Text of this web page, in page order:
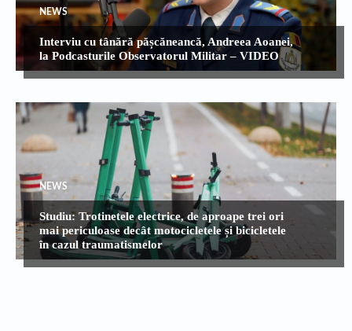
NEWS
Interviu cu tânără pășcăneancă, Andreea Aoanei,
la Podcasturile Observatorul Militar – VIDEO
NEWS
Studiu: Trotinetele electrice, de aproape trei ori
mai periculoase decât motocicletele și bicicletele
în cazul traumatismelor